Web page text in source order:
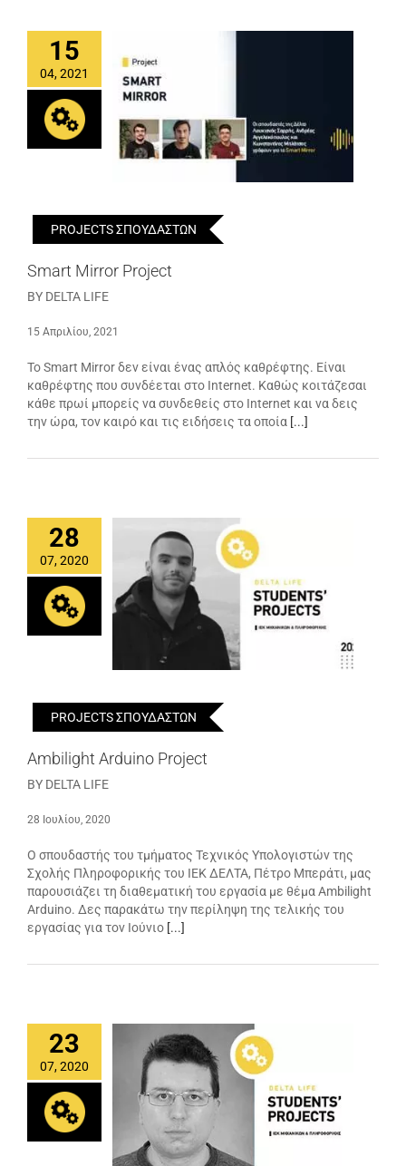
15
04, 2021
PROJECTS ΣΠΟΥΔΑΣΤΩΝ
Smart Mirror Project
BY DELTA LIFE
15 Απριλίου, 2021
Το Smart Mirror δεν είναι ένας απλός καθρέφτης. Είναι
καθρέφτης που συνδέεται στο Internet. Καθώς κοιτάζεσαι
κάθε πρωί μπορείς να συνδεθείς στο Internet και να δεις
την ώρα, τον καιρό και τις ειδήσεις τα οποία [...]
28
07, 2020
PROJECTS ΣΠΟΥΔΑΣΤΩΝ
Ambilight Arduino Project
BY DELTA LIFE
28 Ιουλίου, 2020
Ο σπουδαστής του τμήματος Τεχνικός Υπολογιστών της
Σχολής Πληροφορικής του ΙΕΚ ΔΕΛΤΑ, Πέτρο Μπεράτι, μας
παρουσιάζει τη διαθεματική του εργασία με θέμα Ambilight
Arduino. Δες παρακάτω την περίληψη της τελικής του
εργασίας για τον Ιούνιο [...]
23
07, 2020